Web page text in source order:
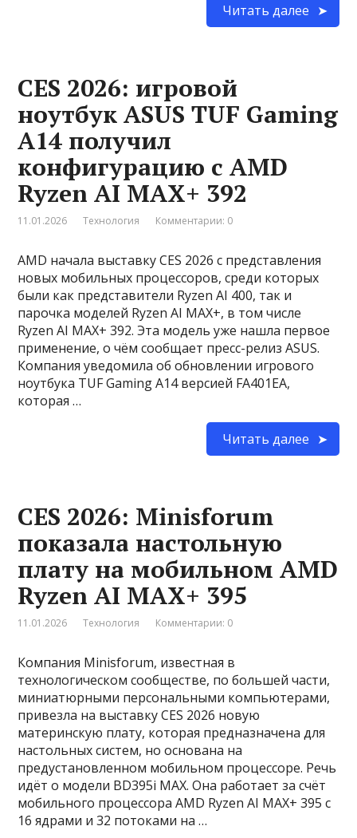
Читать далее
CES 2026: игровой
ноутбук ASUS TUF Gaming
A14 получил
конфигурацию с AMD
Ryzen AI MAX+ 392
11.01.2026 Технология Комментарии: 0
AMD начала выставку CES 2026 с представления
новых мобильных процессоров, среди которых
были как представители Ryzen AI 400, так и
парочка моделей Ryzen AI MAX+, в том числе
Ryzen AI MAX+ 392. Эта модель уже нашла первое
применение, о чём сообщает пресс-релиз ASUS.
Компания уведомила об обновлении игрового
ноутбука TUF Gaming A14 версией FA401EA,
которая …
Читать далее
CES 2026: Minisforum
показала настольную
плату на мобильном AMD
Ryzen AI MAX+ 395
11.01.2026 Технология Комментарии: 0
Компания Minisforum, известная в
технологическом сообществе, по большей части,
миниатюрными персональными компьютерами,
привезла на выставку CES 2026 новую
материнскую плату, которая предназначена для
настольных систем, но основана на
предустановленном мобильном процессоре. Речь
идёт о модели BD395i MAX. Она работает за счёт
мобильного процессора AMD Ryzen AI MAX+ 395 с
16 ядрами и 32 потоками на …